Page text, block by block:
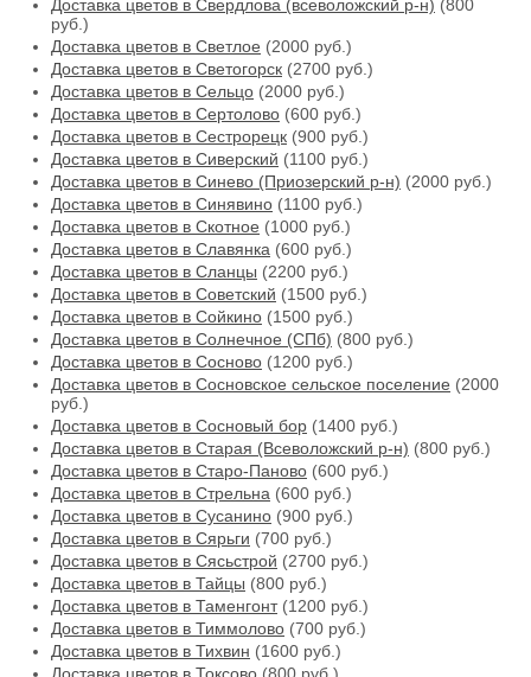
Доставка цветов в Свердлова (всеволожский р-н) (800
руб.)
Доставка цветов в Светлое (2000 руб.)
Доставка цветов в Светогорск (2700 руб.)
Доставка цветов в Сельцо (2000 руб.)
Доставка цветов в Сертолово (600 руб.)
Доставка цветов в Сестрорецк (900 руб.)
Доставка цветов в Сиверский (1100 руб.)
Доставка цветов в Синево (Приозерский р-н) (2000 руб.)
Доставка цветов в Синявино (1100 руб.)
Доставка цветов в Скотное (1000 руб.)
Доставка цветов в Славянка (600 руб.)
Доставка цветов в Сланцы (2200 руб.)
Доставка цветов в Советский (1500 руб.)
Доставка цветов в Сойкино (1500 руб.)
Доставка цветов в Солнечное (СПб) (800 руб.)
Доставка цветов в Сосново (1200 руб.)
Доставка цветов в Сосновское сельское поселение (2000
руб.)
Доставка цветов в Сосновый бор (1400 руб.)
Доставка цветов в Старая (Всеволожский р-н) (800 руб.)
Доставка цветов в Старо-Паново (600 руб.)
Доставка цветов в Стрельна (600 руб.)
Доставка цветов в Сусанино (900 руб.)
Доставка цветов в Сярьги (700 руб.)
Доставка цветов в Сясьстрой (2700 руб.)
Доставка цветов в Тайцы (800 руб.)
Доставка цветов в Таменгонт(1200 руб.)
Доставка цветов в Тиммолово (700 руб.)
Доставка цветов в Тихвин (1600 руб.)